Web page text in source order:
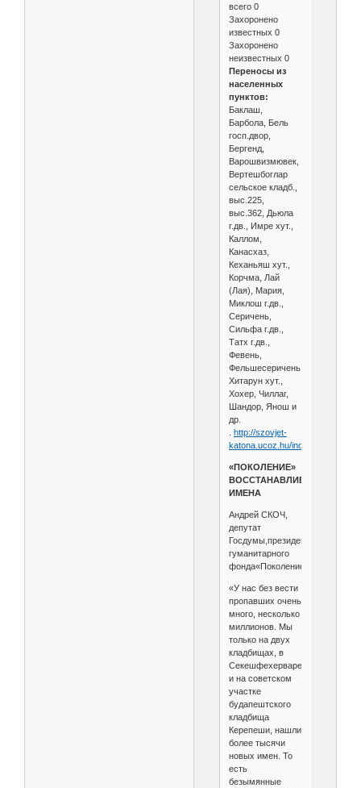
всего 0
Захоронено
известных 0
Захоронено
неизвестных 0
Переносы из
населенных
пунктов:
Баклаш,
Барбола, Бель
госп.двор,
Бергенд,
Варошвизмювек,
Вертешбоглар
сельское кладб.,
выс.225,
выс.362, Дьюла
г.дв., Имре хут.,
Каллом,
Канасхаз,
Кеханьяш хут.,
Корчма, Лай
(Лая), Мария,
Миклош г.дв.,
Серичень,
Сильфа г.дв.,
Татх г.дв.,
Февень,
Фельшесеричень,
Хитарун хут.,
Хохер, Чиллаг,
Шандор, Янош и
др.
http://szovjet-
katona.ucoz.hu/index....89
«ПОКОЛЕНИЕ»
ВОССТАНАВЛИВАЕТ
ИМЕНА
Андрей СКОЧ,
депутат
Госдумы,президент
гуманитарного
фонда«Поколение»:
«У нас без вести
пропавших очень
много, несколько
миллионов. Мы
только на двух
кладбищах, в
Секешфехерваре
и на советском
участке
будапештского
кладбища
Керепеши, нашли
более тысячи
новых имен. То
есть
безымянные